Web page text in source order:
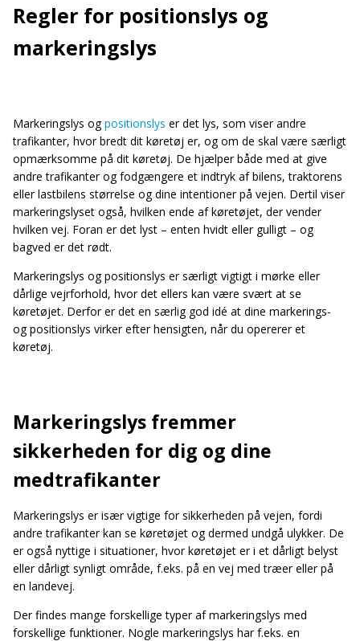
Regler for positionslys og
markeringslys
Markeringslys ogpositionslys er det lys, som viser andre
trafikanter, hvor bredt dit køretøj er, og om de skal være særligt
opmærksomme på dit køretøj. De hjælper både med at give
andre trafikanter og fodgængere et indtryk af bilens, traktorens
eller lastbilens størrelse og dine intentioner på vejen. Dertil viser
markeringslyset også, hvilken ende af køretøjet, der vender
hvilken vej. Foran er det lyst – enten hvidt eller gulligt – og
bagved er det rødt.
Markeringslys og positionslys er særligt vigtigt i mørke eller
dårlige vejrforhold, hvor det ellers kan være svært at se
køretøjet. Derfor er det en særlig god idé at dine markerings-
og positionslys virker efter hensigten, når du opererer et
køretøj.
Markeringslys fremmer
sikkerheden for dig og dine
medtrafikanter
Markeringslys er især vigtige for sikkerheden på vejen, fordi
andre trafikanter kan se køretøjet og dermed undgå ulykker. De
er også nyttige i situationer, hvor køretøjet er i et dårligt belyst
eller dårligt synligt område, f.eks. på en vej med træer eller på
en landevej.
Der findes mange forskellige typer af markeringslys med
forskellige funktioner. Nogle markeringslys har f.eks. en